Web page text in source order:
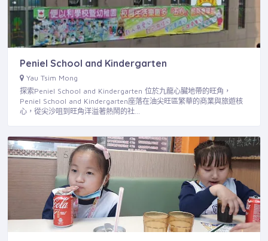
Peniel School and Kindergarten
Yau Tsim Mong
探索Peniel School and Kindergarten 位於九龍心臟地帶的旺角，
Peniel School and Kindergarten座落在油尖旺區繁華的商業與旅遊核
心，從尖沙咀到旺角洋溢著熱鬧的社…